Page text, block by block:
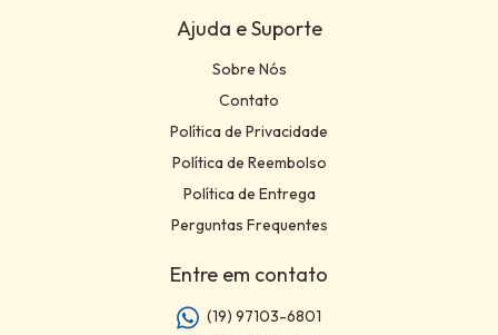
Ajuda e Suporte
Sobre Nós
Contato
Política de Privacidade
Política de Reembolso
Política de Entrega
Perguntas Frequentes
Entre em contato
(19) 97103-6801